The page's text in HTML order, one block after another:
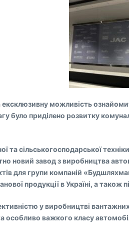
можливість
було приділено розвитку
та сільськогосподарської
новий завод з виробництва
для групи компаній
продукції в Україні, а також
у виробництві
особливо важкого класу